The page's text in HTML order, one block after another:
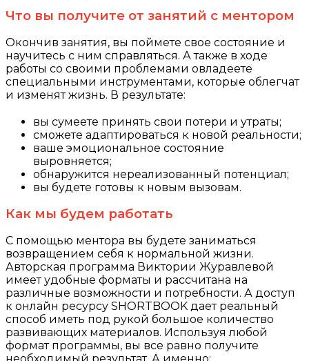
Что вы получите от занятий с ментором
Окончив занятия, вы поймете свое состояние и
научитесь с ним справляться. А также в ходе
работы со своими проблемами овладеете
специальными инструментами, которые облегчат
и изменят жизнь. В результате:
вы сумеете принять свои потери и утраты;
сможете адаптироваться к новой реальности;
ваше эмоциональное состояние
выровняется;
обнаружится нереализованный потенциал;
вы будете готовы к новым вызовам.
Как мы будем работать
С помощью ментора вы будете заниматься
возвращением себя к нормальной жизни.
Авторская программа Виктории Журавлевой
имеет удобные форматы и рассчитана на
различные возможности и потребности. А доступ
к онлайн ресурсу SHORTBOOK дает реальный
способ иметь под рукой большое количество
развивающих материалов. Используя любой
формат программы, вы все равно получите